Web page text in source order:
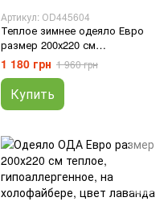
Артикул: ОD445604
Теплое зимнее одеяло Евро
размер 200х220 см
гипоаллергенное, с
наполнителем холлофайбер
"ТМ OДА"
1 180 грн 1 960 грн
Купить